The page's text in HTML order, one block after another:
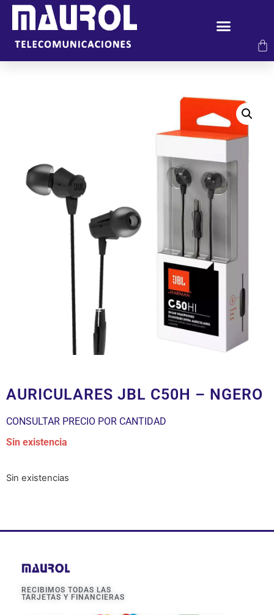
AURICULARES JBL C50H – NGERO
CONSULTAR PRECIO POR CANTIDAD
Sin existencia
Sin existencias
RECIBIMOS TODAS LAS
TARJETAS Y FINANCIERAS